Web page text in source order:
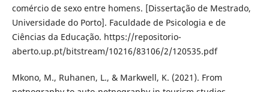
comércio de sexo entre homens. [Dissertação de Mestrado,
Universidade do Porto]. Faculdade de Psicologia e de
Ciências da Educação. https://repositorio-
aberto.up.pt/bitstream/10216/83106/2/120535.pdf
Mkono, M., Ruhanen, L., & Markwell, K. (2021). From